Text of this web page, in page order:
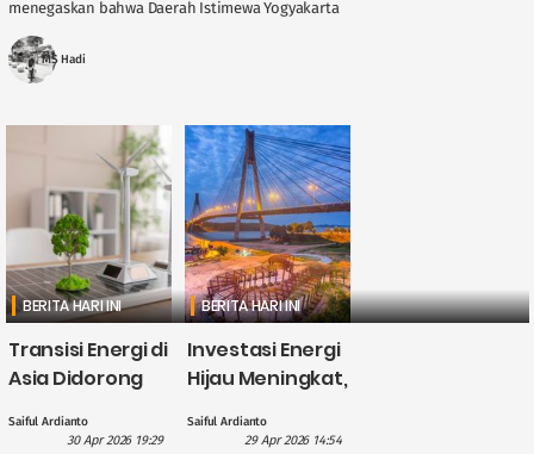
menegaskan bahwa Daerah Istimewa Yogyakarta
memegang peran penting dalam menjaga
stabilitas ....
MS Hadi
BERITA HARI INI
Transisi Energi di
Asia Didorong
International
Saiful Ardianto
30 Apr 2026 19:29
BERITA HARI INI
Investasi Energi
Hijau Meningkat,
Dana US$5
Saiful Ardianto
29 Apr 2026 14:54